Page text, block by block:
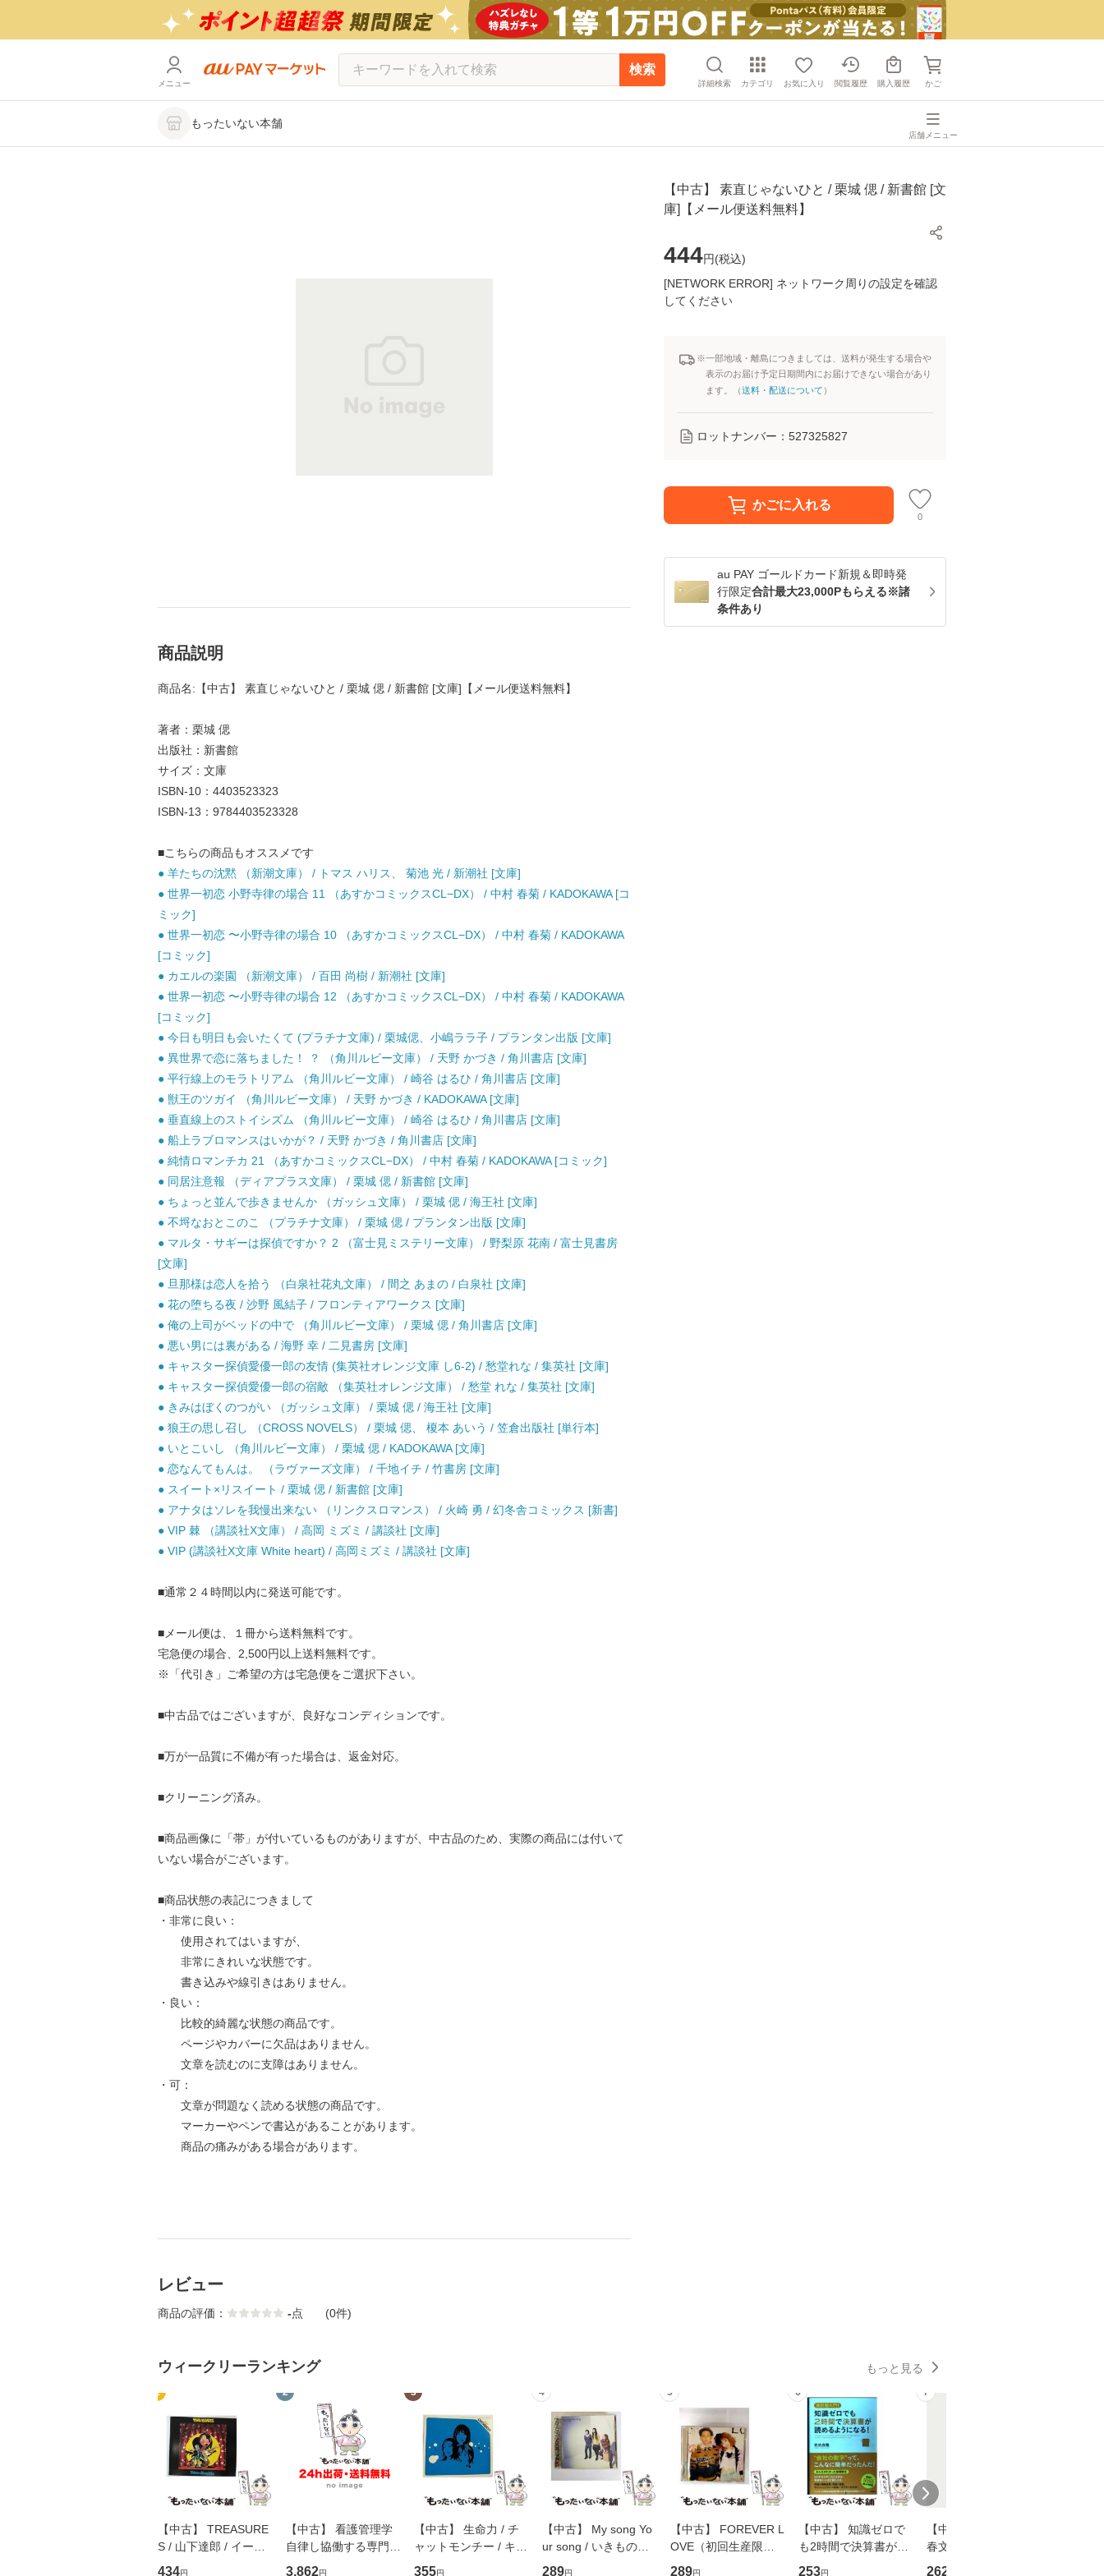
メニュー
検索
詳細検索 カテゴリ お気に入り 閲覧履歴 購入履歴 かご
もったいない本舗
店舗メニュー
【中古】 素直じゃないひと / 栗城 偲 / 新書館 [文
庫]【メール便送料無料】
444円(税込)
[NETWORK ERROR] ネットワーク周りの設定を確認
してください
※一部地域・離島につきましては、送料が発生する場合や
表示のお届け予定日期間内にお届けできない場合があり
ます。（送料・配送について ）
ロットナンバー： 527325827
かごに入れる
0
au PAY ゴールドカード新規＆即時発
行限定合計最大23,000Pもらえる※諸
条件あり
商品説明
商品名:【中古】 素直じゃないひと / 栗城 偲 / 新書館 [文庫]【メール便送料無料】
著者：栗城 偲
出版社：新書館
サイズ：文庫
ISBN-10：4403523323
ISBN-13：9784403523328
■こちらの商品もオススメです
● 羊たちの沈黙 （新潮文庫） / トマス ハリス、 菊池 光 / 新潮社 [文庫]
● 世界一初恋 小野寺律の場合 11 （あすかコミックスCL−DX） / 中村 春菊 / KADOKAWA [コ
ミック]
● 世界一初恋 〜小野寺律の場合 10 （あすかコミックスCL−DX） / 中村 春菊 / KADOKAWA
[コミック]
● カエルの楽園 （新潮文庫） / 百田 尚樹 / 新潮社 [文庫]
● 世界一初恋 〜小野寺律の場合 12 （あすかコミックスCL−DX） / 中村 春菊 / KADOKAWA
[コミック]
● 今日も明日も会いたくて (プラチナ文庫) / 栗城偲、小嶋ララ子 / プランタン出版 [文庫]
● 異世界で恋に落ちました！ ？ （角川ルビー文庫） / 天野 かづき / 角川書店 [文庫]
● 平行線上のモラトリアム （角川ルビー文庫） / 崎谷 はるひ / 角川書店 [文庫]
● 獣王のツガイ （角川ルビー文庫） / 天野 かづき / KADOKAWA [文庫]
● 垂直線上のストイシズム （角川ルビー文庫） / 崎谷 はるひ / 角川書店 [文庫]
● 船上ラブロマンスはいかが？ / 天野 かづき / 角川書店 [文庫]
● 純情ロマンチカ 21 （あすかコミックスCL−DX） / 中村 春菊 / KADOKAWA [コミック]
● 同居注意報 （ディアプラス文庫） / 栗城 偲 / 新書館 [文庫]
● ちょっと並んで歩きませんか （ガッシュ文庫） / 栗城 偲 / 海王社 [文庫]
● 不埒なおとこのこ （プラチナ文庫） / 栗城 偲 / プランタン出版 [文庫]
● マルタ・サギーは探偵ですか？ 2 （富士見ミステリー文庫） / 野梨原 花南 / 富士見書房
[文庫]
● 旦那様は恋人を拾う （白泉社花丸文庫） / 間之 あまの / 白泉社 [文庫]
● 花の堕ちる夜 / 沙野 風結子 / フロンティアワークス [文庫]
● 俺の上司がベッドの中で （角川ルビー文庫） / 栗城 偲 / 角川書店 [文庫]
● 悪い男には裏がある / 海野 幸 / 二見書房 [文庫]
● キャスター探偵愛優一郎の友情 (集英社オレンジ文庫 し6-2) / 愁堂れな / 集英社 [文庫]
● キャスター探偵愛優一郎の宿敵 （集英社オレンジ文庫） / 愁堂 れな / 集英社 [文庫]
● きみはぼくのつがい （ガッシュ文庫） / 栗城 偲 / 海王社 [文庫]
● 狼王の思し召し （CROSS NOVELS） / 栗城 偲、 榎本 あいう / 笠倉出版社 [単行本]
● いとこいし （角川ルビー文庫） / 栗城 偲 / KADOKAWA [文庫]
● 恋なんてもんは。 （ラヴァーズ文庫） / 千地イチ / 竹書房 [文庫]
● スイート×リスイート / 栗城 偲 / 新書館 [文庫]
● アナタはソレを我慢出来ない （リンクスロマンス） / 火崎 勇 / 幻冬舎コミックス [新書]
● VIP 棘 （講談社X文庫） / 高岡 ミズミ / 講談社 [文庫]
● VIP (講談社X文庫 White heart) / 高岡ミズミ / 講談社 [文庫]
■通常２４時間以内に発送可能です。
■メール便は、１冊から送料無料です。
宅急便の場合、2,500円以上送料無料です。
※「代引き」ご希望の方は宅急便をご選択下さい。
■中古品ではございますが、良好なコンディションです。
■万が一品質に不備が有った場合は、返金対応。
■クリーニング済み。
■商品画像に「帯」が付いているものがありますが、中古品のため、実際の商品には付いて
いない場合がございます。
■商品状態の表記につきまして
・非常に良い：
使用されてはいますが、
非常にきれいな状態です。
書き込みや線引きはありません。
・良い：
比較的綺麗な状態の商品です。
ページやカバーに欠品はありません。
文章を読むのに支障はありません。
・可：
文章が問題なく読める状態の商品です。
マーカーやペンで書込があることがあります。
商品の痛みがある場合があります。
レビュー
商品の評価： -点 (0件)
ウィークリーランキング もっと見る
1
【中古】 TREASURE
S / 山下達郎 / イース
トウエスト・ジャパン
434円
2
【中古】 看護管理学
自律し協働する専門職
の看護マネジメントス
3,862円
3
【中古】 生命力 / チ
ャットモンチー / キュ
ーンレコード [CD]
355円
4
【中古】 My song Yo
ur song / いきものが
かり / [CD]【メール便
289円
5
【中古】 FOREVER L
OVE（初回生産限定
盤） / 清水翔太×加藤
289円
6
【中古】 知識ゼロで
も2時間で決算書が読
めるようになる！ 会
253円
7
【中古】 予知夢 （文
春文庫） / 東野 圭吾 /
文藝春秋 [文庫]【メー
262